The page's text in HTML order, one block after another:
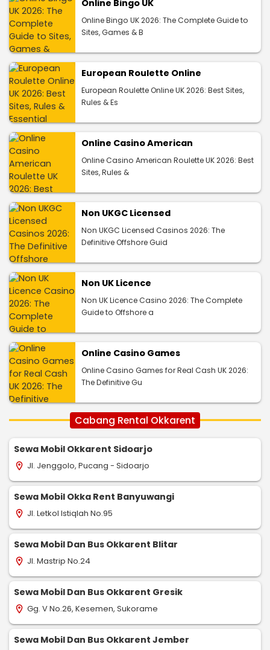
Online Bingo UK
Online Bingo UK 2026: The Complete Guide to
Sites, Games & B
European Roulette Online
European Roulette Online UK 2026: Best Sites,
Rules & Es
Online Casino American
Online Casino American Roulette UK 2026: Best
Sites, Rules &
Non UKGC Licensed
Non UKGC Licensed Casinos 2026: The
Definitive Offshore Guid
Non UK Licence
Non UK Licence Casino 2026: The Complete
Guide to Offshore a
Online Casino Games
Online Casino Games for Real Cash UK 2026:
The Definitive Gu
Cabang Rental Okkarent
Sewa Mobil Okkarent Sidoarjo
location_on Jl. Jenggolo, Pucang - Sidoarjo
Sewa Mobil Okka Rent Banyuwangi
location_on Jl. Letkol Istiqlah No.95
Sewa Mobil Dan Bus Okkarent Blitar
location_on Jl. Mastrip No.24
Sewa Mobil Dan Bus Okkarent Gresik
location_on Gg. V No.26, Kesemen, Sukorame
Sewa Mobil Dan Bus Okkarent Jember